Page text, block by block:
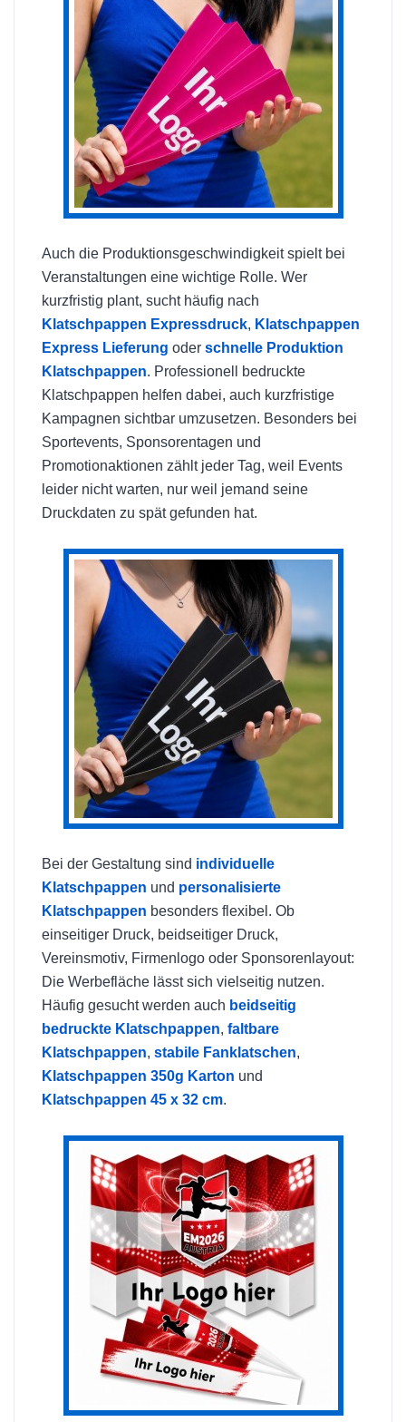
Auch die Produktionsgeschwindigkeit spielt bei
Veranstaltungen eine wichtige Rolle. Wer
kurzfristig plant, sucht häufig nach
Klatschpappen Expressdruck, Klatschpappen
Express Lieferung oder schnelle Produktion
Klatschpappen. Professionell bedruckte
Klatschpappen helfen dabei, auch kurzfristige
Kampagnen sichtbar umzusetzen. Besonders bei
Sportevents, Sponsorentagen und
Promotionaktionen zählt jeder Tag, weil Events
leider nicht warten, nur weil jemand seine
Druckdaten zu spät gefunden hat.
Bei der Gestaltung sind individuelle
Klatschpappen und personalisierte
Klatschpappen besonders flexibel. Ob
einseitiger Druck, beidseitiger Druck,
Vereinsmotiv, Firmenlogo oder Sponsorenlayout:
Die Werbefläche lässt sich vielseitig nutzen.
Häufig gesucht werden auch beidseitig
bedruckte Klatschpappen, faltbare
Klatschpappen, stabile Fanklatschen,
Klatschpappen 350g Karton und
Klatschpappen 45 x 32 cm.